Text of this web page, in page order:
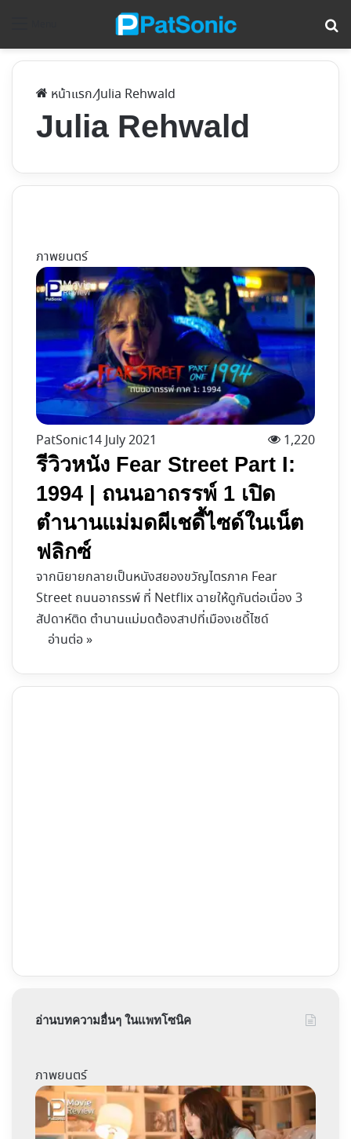
หน้าแรก/Julia Rehwald
Julia Rehwald
ภาพยนตร์
PatSonic14 July 2021 1,220
รีวิวหนัง Fear Street Part I:
1994 | ถนนอาถรรพ์ 1 เปิด
ตำนานแม่มดผีเชดี้ไซด์ในเน็ต
ฟลิกซ์
จากนิยายกลายเป็นหนังสยองขวัญไตรภาค Fear
Street ถนนอาถรรพ์ ที่ Netflix ฉายให้ดูกันต่อเนื่อง 3
สัปดาห์ติด ตำนานแม่มดต้องสาปที่เมืองเชดี้ไซด์
อ่านต่อ »
อ่านบทความอื่นๆ ในแพทโซนิค
ภาพยนตร์